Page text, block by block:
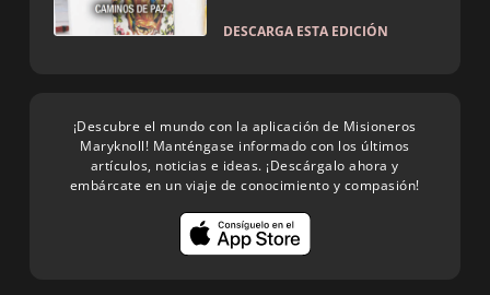
DESCARGA ESTA EDICIÓN
¡Descubre el mundo con la aplicación de Misioneros
Maryknoll! Manténgase informado con los últimos
artículos, noticias e ideas. ¡Descárgalo ahora y
embárcate en un viaje de conocimiento y compasión!